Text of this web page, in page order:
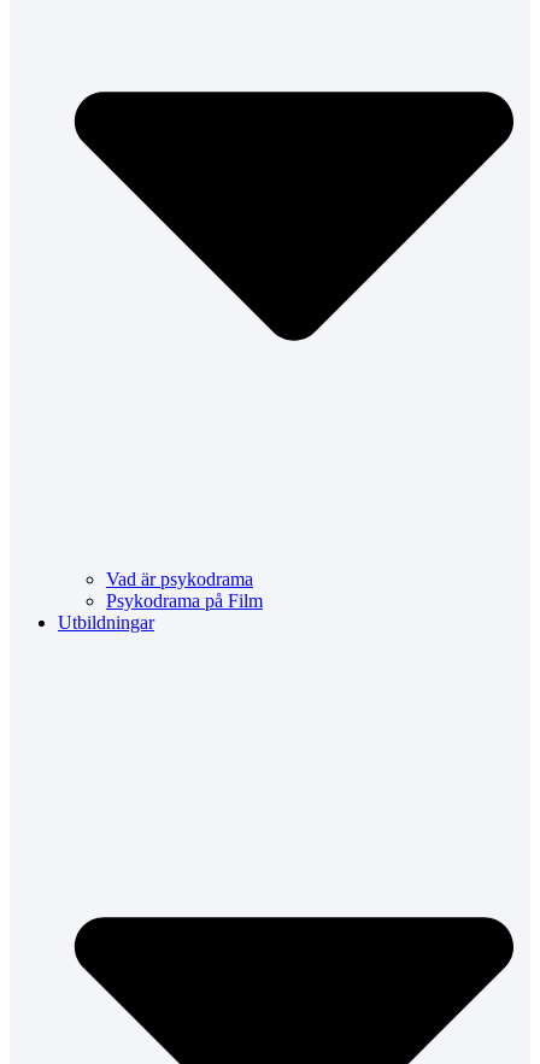
Vad är psykodrama
Psykodrama på Film
Utbildningar